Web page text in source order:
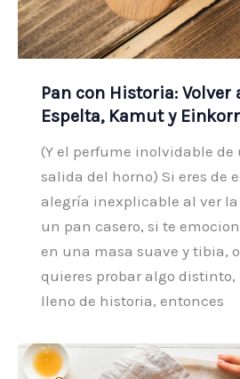
Pan con Historia: Volver
Espelta, Kamut y
(Y el perfume inolvidable de
salida del horno) Si eres de
alegría inexplicable al ver
un pan casero, si te
en una masa suave y tibia,
quieres probar algo
lleno de historia, entonces